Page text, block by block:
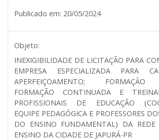
Publicado em: 20/05/2024
Objeto:
INEXIGIBILIDADE DE LICITAÇÃO PARA
EMPRESA ESPECIALIZADA PARA
APERFEIÇOAMENTO; FORMAÇÃO
FORMAÇÃO CONTINUADA E
PROFISSIONAIS DE EDUCAÇÃO
EQUIPE PEDAGÓGICA E PROFESSORES
DO ENSINO FUNDAMENTAL) DA REDE
ENSINO DA CIDADE DE JAPURÁ-PR